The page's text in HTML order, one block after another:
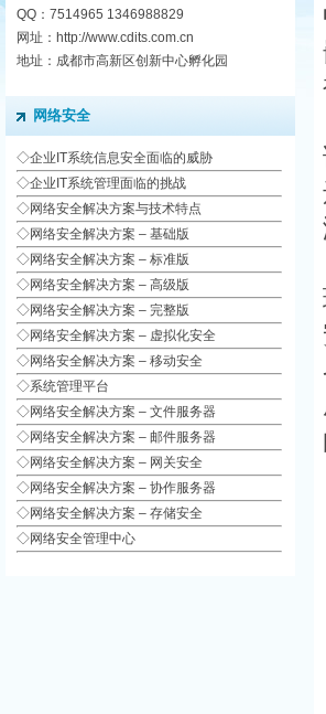
QQ：7514965 1346988829
网址：http://www.cdits.com.cn
地址：成都市高新区创新中心孵化园
网络安全
◇企业IT系统信息安全面临的威胁
◇企业IT系统管理面临的挑战
◇网络安全解决方案与技术特点
◇网络安全解决方案 – 基础版
◇网络安全解决方案 – 标准版
◇网络安全解决方案 – 高级版
◇网络安全解决方案 – 完整版
◇网络安全解决方案 – 虚拟化安全
◇网络安全解决方案 – 移动安全
◇系统管理平台
◇网络安全解决方案 – 文件服务器
◇网络安全解决方案 – 邮件服务器
◇网络安全解决方案 – 网关安全
◇网络安全解决方案 – 协作服务器
◇网络安全解决方案 – 存储安全
◇网络安全管理中心